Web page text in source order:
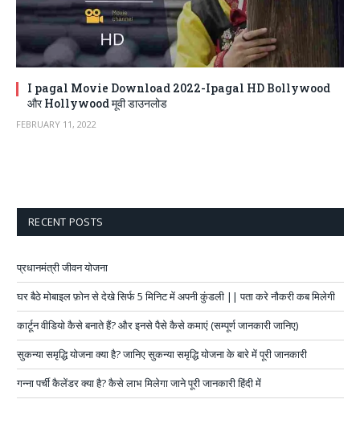
I pagal Movie Download 2022-Ipagal HD Bollywood
और Hollywood मूवी डाउनलोड
FEBRUARY 11, 2022
RECENT POSTS
प्रधानमंत्री जीवन योजना
घर बैठे मोबाइल फ़ोन से देखे सिर्फ 5 मिनिट में अपनी कुंडली || पता करे नौकरी कब मिलेगी
कार्टून वीडियो कैसे बनाते हैं? और इनसे पैसे कैसे कमाएं (सम्पूर्ण जानकारी जानिए)
सुकन्या समृद्धि योजना क्या है? जानिए सुकन्या समृद्धि योजना के बारे में पूरी जानकारी
गन्ना पर्ची कैलेंडर क्या है? कैसे लाभ मिलेगा जाने पूरी जानकारी हिंदी में